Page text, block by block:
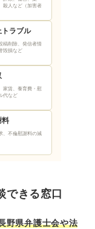
殺人など（加害者
ラブル
稿削除、発信者情
毀損など
家賃、養育費・慰
代など
料
、不倫慰謝料の減
できる窓口
野県弁護士会や法